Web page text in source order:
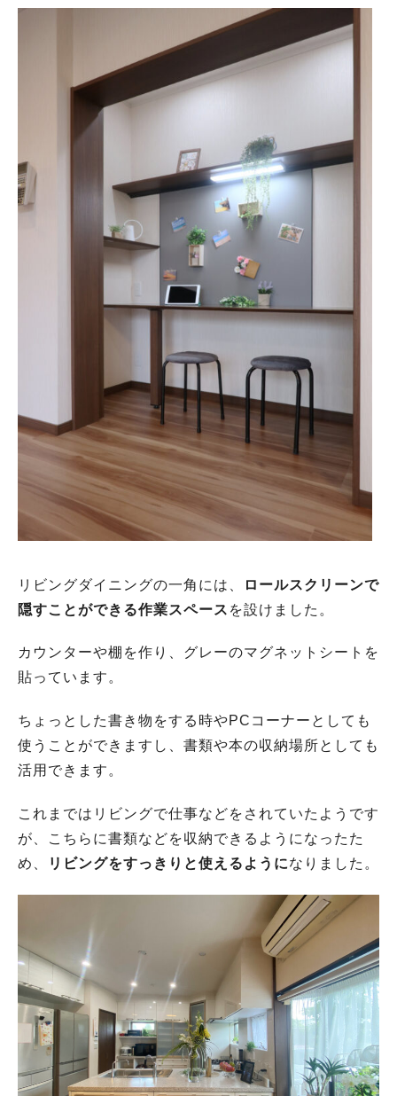
リビングダイニングの一角には、
ロールスクリーンで
隠すことができる作業スペース を設けました。
カウンターや棚を作り、グレーのマグネットシートを
貼っています。
ちょっとした書き物をする時やPCコーナーとしても
使うことができますし、書類や本の収納場所としても
活用できます。
これまではリビングで仕事などをされていたようです
が、こちらに書類などを収納できるようになったた
め、
リビングをすっきりと使えるようになりました。